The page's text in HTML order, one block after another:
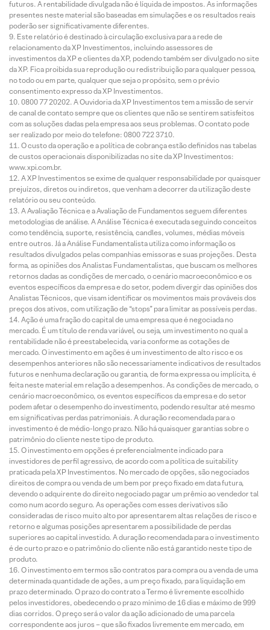
futuros. A rentabilidade divulgada não é líquida de impostos. As informações
presentes neste material são baseadas em simulações e os resultados reais
poderão ser significativamente diferentes.
Este relatório é destinado à circulação exclusiva para a rede de
relacionamento da XP Investimentos, incluindo assessores de
investimentos da XP e clientes da XP, podendo também ser divulgado no site
da XP. Fica proibida sua reprodução ou redistribuição para qualquer pessoa,
no todo ou em parte, qualquer que seja o propósito, sem o prévio
consentimento expresso da XP Investimentos.
0800 77 20202. A Ouvidoria da XP Investimentos tem a missão de servir
de canal de contato sempre que os clientes que não se sentirem satisfeitos
com as soluções dadas pela empresa aos seus problemas. O contato pode
ser realizado por meio do telefone: 0800 722 3710.
O custo da operação e a política de cobrança estão definidos nas tabelas
de custos operacionais disponibilizadas no site da XP Investimentos:
www.xpi.com.br.
A XP Investimentos se exime de qualquer responsabilidade por quaisquer
prejuízos, diretos ou indiretos, que venham a decorrer da utilização deste
relatório ou seu conteúdo.
A Avaliação Técnica e a Avaliação de Fundamentos seguem diferentes
metodologias de análise. A Análise Técnica é executada seguindo conceitos
como tendência, suporte, resistência, candles, volumes, médias móveis
entre outros. Já a Análise Fundamentalista utiliza como informação os
resultados divulgados pelas companhias emissoras e suas projeções. Desta
forma, as opiniões dos Analistas Fundamentalistas, que buscam os melhores
retornos dadas as condições de mercado, o cenário macroeconômico e os
eventos específicos da empresa e do setor, podem divergir das opiniões dos
Analistas Técnicos, que visam identificar os movimentos mais prováveis dos
preços dos ativos, com utilização de “stops” para limitar as possíveis perdas.
Ação é uma fração do capital de uma empresa que é negociada no
mercado. É um título de renda variável, ou seja, um investimento no qual a
rentabilidade não é preestabelecida, varia conforme as cotações de
mercado. O investimento em ações é um investimento de alto risco e os
desempenhos anteriores não são necessariamente indicativos de resultados
futuros e nenhuma declaração ou garantia, de forma expressa ou implícita, é
feita neste material em relação a desempenhos. As condições de mercado, o
cenário macroeconômico, os eventos específicos da empresa e do setor
podem afetar o desempenho do investimento, podendo resultar até mesmo
em significativas perdas patrimoniais. A duração recomendada para o
investimento é de médio-longo prazo. Não há quaisquer garantias sobre o
patrimônio do cliente neste tipo de produto.
O investimento em opções é preferencialmente indicado para
investidores de perfil agressivo, de acordo com a política de suitability
praticada pela XP Investimentos. No mercado de opções, são negociados
direitos de compra ou venda de um bem por preço fixado em data futura,
devendo o adquirente do direito negociado pagar um prêmio ao vendedor tal
como num acordo seguro. As operações com esses derivativos são
consideradas de risco muito alto por apresentarem altas relações de risco e
retorno e algumas posições apresentarem a possibilidade de perdas
superiores ao capital investido. A duração recomendada para o investimento
é de curto prazo e o patrimônio do cliente não está garantido neste tipo de
produto.
O investimento em termos são contratos para compra ou a venda de uma
determinada quantidade de ações, a um preço fixado, para liquidação em
prazo determinado. O prazo do contrato a Termo é livremente escolhido
pelos investidores, obedecendo o prazo mínimo de 16 dias e máximo de 999
dias corridos. O preço será o valor da ação adicionado de uma parcela
correspondente aos juros – que são fixados livremente em mercado, em